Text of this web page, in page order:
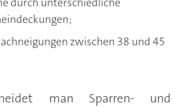
zwischen 38 und 45
man Sparren- und